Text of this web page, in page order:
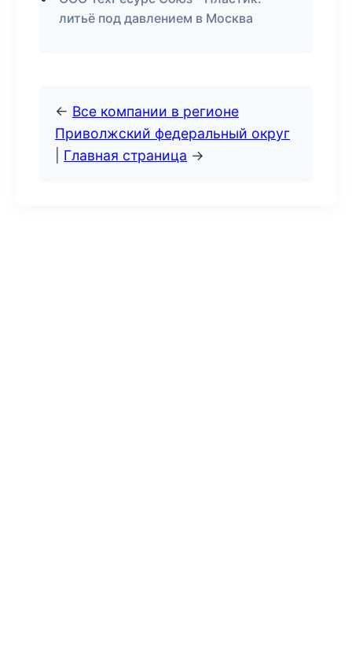
литьё под давлением в Москва
← Все компании в регионе
Приволжский федеральный округ
Главная страница →